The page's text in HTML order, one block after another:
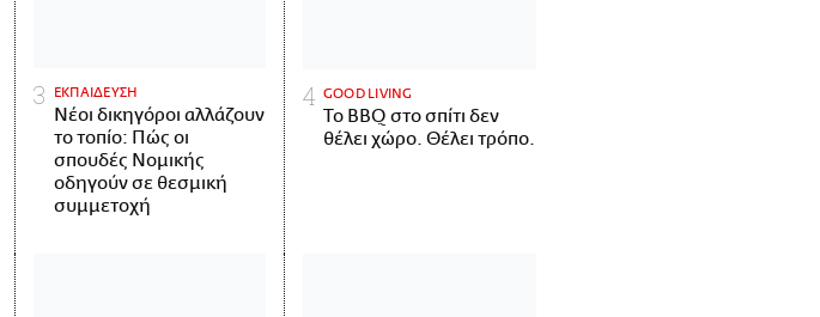
ΕΚΠΑΙΔΕΥΣΗ
Νέοι δικηγόροι αλλάζουν
το τοπίο: Πώς οι
σπουδές Νομικής
οδηγούν σε θεσμική
συμμετοχή
GOOD LIVING
Το BBQ στο σπίτι δεν
θέλει χώρο. Θέλει τρόπο.